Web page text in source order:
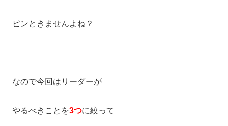
ピンときませんよね？
なので今回はリーダーが
やるべきことを3つに絞って